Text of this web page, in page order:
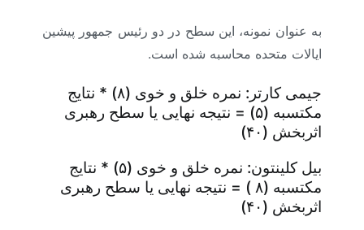
به عنوان نمونه، این سطح در دو رئیس جمهور پیشین
ایالات متحده محاسبه شده ­است.
جیمی کارتر: نمره خلق و خوی (۸) * نتایج
مکتسبه (۵) = نتیجه نهایی یا سطح رهبری
اثربخش (۴۰)
بیل کلینتون: نمره خلق و خوی (۵) * نتایج
مکتسبه (۸ ) = نتیجه نهایی یا سطح رهبری
اثربخش (۴۰)